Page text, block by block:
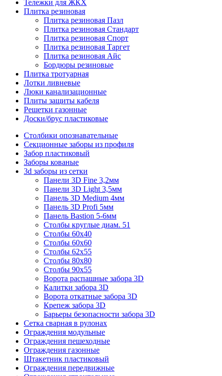
Тележки для ЖКХ
Плитка резиновая
Плитка резиновая Пазл
Плитка резиновая Стандарт
Плитка резиновая Спорт
Плитка резиновая Таргет
Плитка резиновая Айс
Бордюры резиновые
Плитка тротуарная
Лотки ливневые
Люки канализационные
Плиты защиты кабеля
Решетки газонные
Доски/брус пластиковые
Столбики опознавательные
Секционные заборы из профиля
Забор пластиковый
Заборы кованые
3d заборы из сетки
Панели 3D Fine 3,2мм
Панели 3D Light 3,5мм
Панель 3D Medium 4мм
Панель 3D Profi 5мм
Панель Bastion 5-6мм
Столбы круглые диам. 51
Столбы 60х40
Столбы 60х60
Столбы 62х55
Столбы 80х80
Столбы 90х55
Ворота распашные забора 3D
Калитки забора 3D
Ворота откатные забора 3D
Крепеж забора 3D
Барьеры безопасности забора 3D
Сетка сварная в рулонах
Ограждения модульные
Ограждения пешеходные
Ограждения газонные
Штакетник пластиковый
Ограждения передвижные